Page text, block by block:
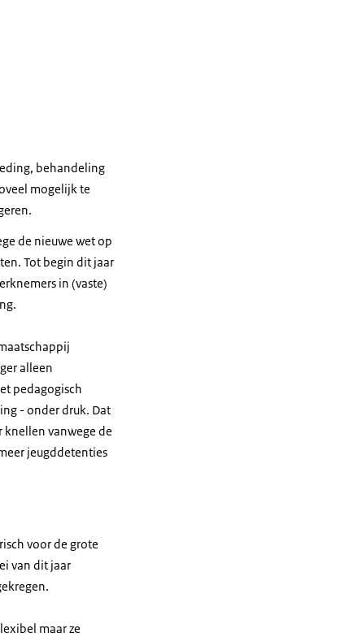
behandeling
mogelijk te
de nieuwe wet op
Tot begin dit jaar
in (vaste)
alleen
pedagogisch
- onder druk. Dat
knellen vanwege de
jeugddetenties
voor de grote
van dit jaar
maar ze